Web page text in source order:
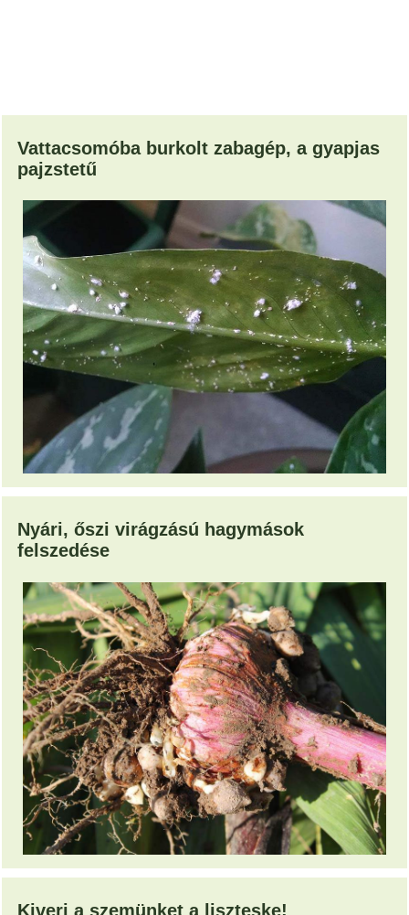
Vattacsomóba burkolt zabagép, a gyapjas
pajzstetű
Nyári, őszi virágzású hagymások
felszedése
Kiveri a szemünket a liszteske!